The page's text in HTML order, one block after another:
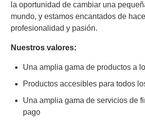
la oportunidad de cambiar una
mundo, y estamos encantados de
profesionalidad y pasión.
Nuestros valores:
Una amplia gama de productos a
Productos accesibles para todos
Una amplia gama de servicios de
pago